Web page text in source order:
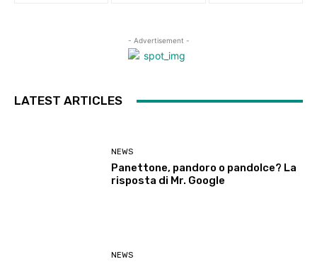
- Advertisement -
LATEST ARTICLES
NEWS
Panettone, pandoro o pandolce? La
risposta di Mr. Google
NEWS